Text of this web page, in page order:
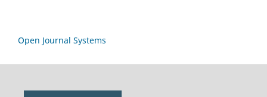
Open Journal Systems